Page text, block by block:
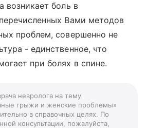
возникает боль в
Вами методов
проблем, совершенно не
- единственное, что
при болях в спине.
невролога на тему
грыжи и женские проблемы»
в справочных целях. По
консультации, пожалуйста,